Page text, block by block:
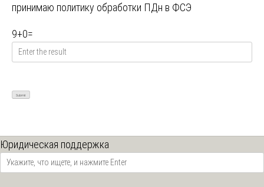
принимаю политику обработки ПДн в ФСЭ
9+0=
Юридическая поддержка